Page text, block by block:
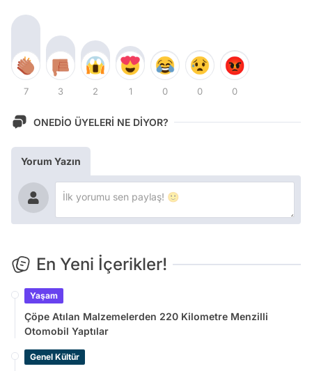
7 3 2 1 0 0 0
ONEDİO ÜYELERİ NE DİYOR?
Yorum Yazın
En Yeni İçerikler!
Yaşam
Çöpe Atılan Malzemelerden 220 Kilometre Menzilli
Otomobil Yaptılar
Genel Kültür